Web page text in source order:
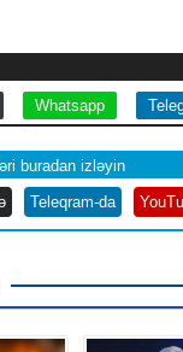
Whatsapp
buradan izləyin
Teleqram-da